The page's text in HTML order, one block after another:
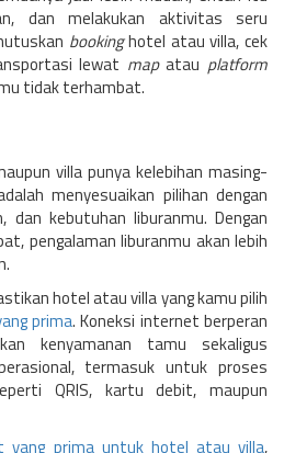
dan melakukan aktivitas seru
bookinghotel atau villa, cek
lewat mapatau platform
tidak terhambat.
villa punya kelebihan masing-
menyesuaikan pilihan dengan
dan kebutuhan liburanmu. Dengan
pengalaman liburanmu akan lebih
hotel atau villa yang kamu pilih
prima. Koneksi internet berperan
kenyamanan tamu sekaligus
termasuk untuk proses
QRIS, kartu debit, maupun
yang prima untuk hotel atau villa,